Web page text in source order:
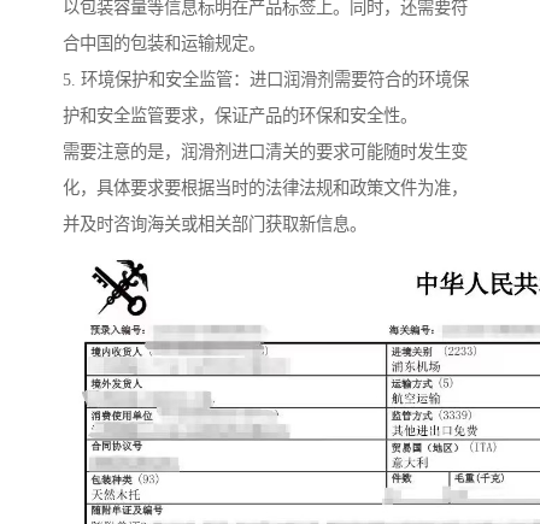
以包装容量等信息标明在产品标签上。同时，还需要符
合中国的包装和运输规定。
5. 环境保护和安全监管：进口润滑剂需要符合的环境保
护和安全监管要求，保证产品的环保和安全性。
需要注意的是，润滑剂进口清关的要求可能随时发生变
化，具体要求要根据当时的法律法规和政策文件为准，
并及时咨询海关或相关部门获取新信息。